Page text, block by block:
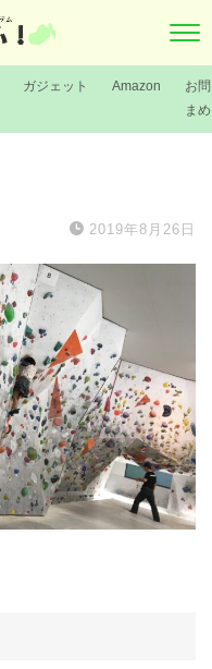
ガジェット Amazon
お
ま
2019年8月26日